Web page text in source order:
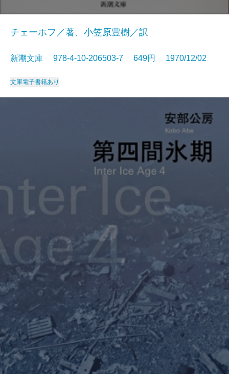
チェーホフ／著、小笠原豊樹／訳
新潮文庫 978-4-10-206503-7 649円 1970/12/02
文庫電子書籍あり